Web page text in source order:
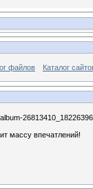
файлов Каталог
массу впечатлений!